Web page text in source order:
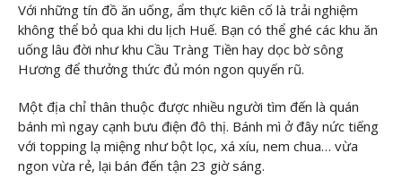
Với những tín đồ ăn uống, ẩm thực kiên cố là trải nghiệm
không thể bỏ qua khi du lịch Huế. Bạn có thể ghé các khu ăn
uống lâu đời như khu Cầu Tràng Tiền hay dọc bờ sông
Hương để thưởng thức đủ món ngon quyến rũ.
Một địa chỉ thân thuộc được nhiều người tìm đến là quán
bánh mì ngay cạnh bưu điện đô thị. Bánh mì ở đây nức tiếng
với topping lạ miệng như bột lọc, xá xíu, nem chua… vừa
ngon vừa rẻ, lại bán đến tận 23 giờ sáng.